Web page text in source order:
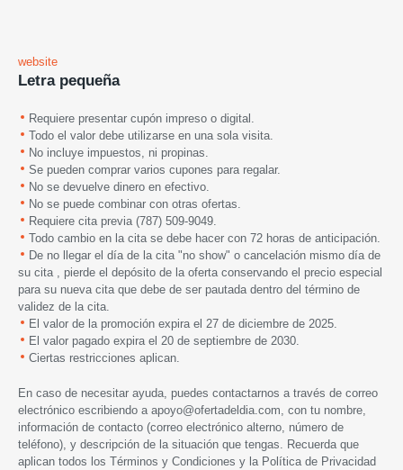
website
Letra pequeña
Requiere presentar cupón impreso o digital.
Todo el valor debe utilizarse en una sola visita.
No incluye impuestos, ni propinas.
Se pueden comprar varios cupones para regalar.
No se devuelve dinero en efectivo.
No se puede combinar con otras ofertas.
Requiere cita previa (787) 509-9049.
Todo cambio en la cita se debe hacer con 72 horas de anticipación.
De no llegar el día de la cita "no show" o cancelación mismo día de
su cita , pierde el depósito de la oferta conservando el precio especial
para su nueva cita que debe de ser pautada dentro del término de
validez de la cita.
El valor de la promoción expira el 27 de diciembre de 2025.
El valor pagado expira el 20 de septiembre de 2030.
Ciertas restricciones aplican.
En caso de necesitar ayuda, puedes contactarnos a través de correo
electrónico escribiendo a apoyo@ofertadeldia.com , con tu nombre,
información de contacto (correo electrónico alterno, número de
teléfono), y descripción de la situación que tengas. Recuerda que
aplican todos los Términos y Condiciones y la Política de Privacidad